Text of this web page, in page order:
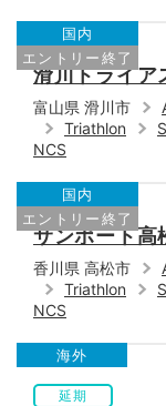
国内
エントリー終了
滑川トライア
富山県 滑川市
Triathlon
NCS
国内
エントリー終了
サンポート高
香川県 高松市
Triathlon
NCS
海外
延期